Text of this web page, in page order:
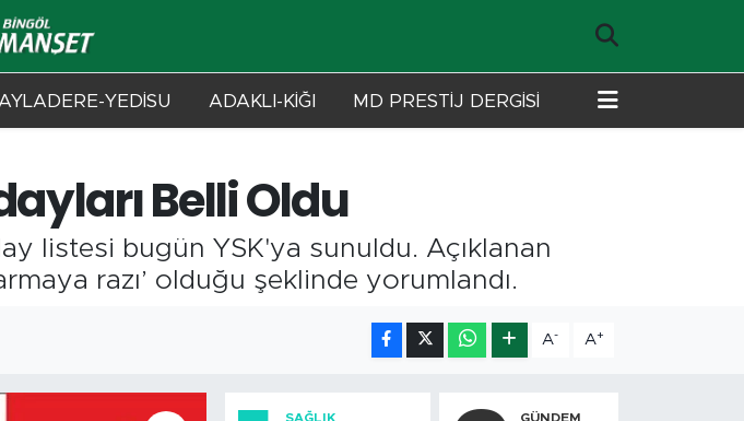
YEDİSU ADAKLI-KİĞI MD PRESTİJ DERGİSİ
Belli Oldu
listesi bugün YSK'ya sunuldu. Açıklanan
razı’ olduğu şeklinde yorumlandı.
A- A+
SAĞLIK GÜNDEM